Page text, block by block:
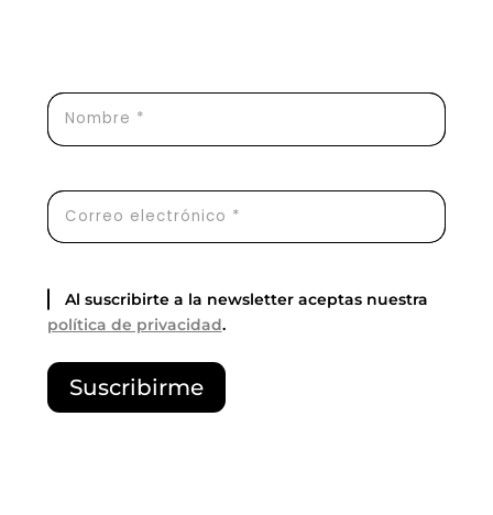
Al suscribirte a la newsletter aceptas nuestra
política de privacidad.
P
o
Suscribirme